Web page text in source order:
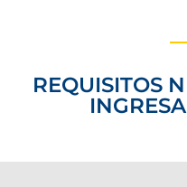
REQUISITOS